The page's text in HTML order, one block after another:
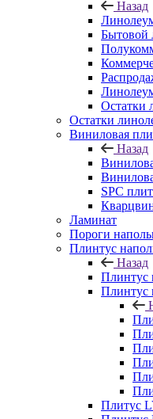
Назад
Бытовой
Остатки
Остатки
Виниловая
Назад
SPC
Ламинат
Пороги
Плинтус
Назад
Плинтус
Плинтус
Плитус